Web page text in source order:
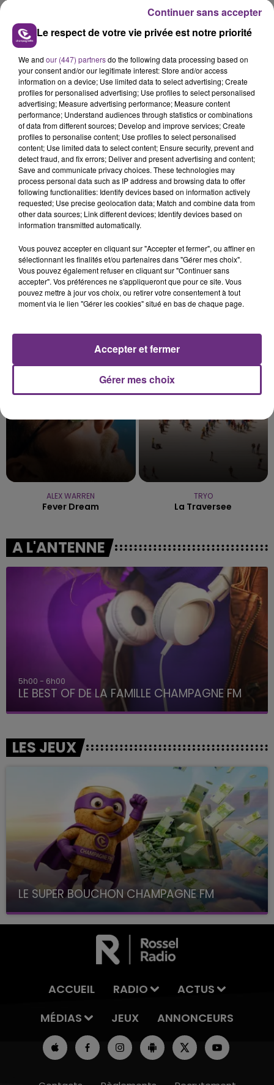
UN FEU DE REMORQUE BLOQUE LA
CIRCULATION DANS LES ARDENNES
Un feu de remorque s'est déclaré ce mercredi en
fin de matinée sur l'A34.
TITRES DIFFUSÉS
15h42
15h42 15h38
15h38
ALEX WARREN
Fever Dream
TRYO
La Traversee
A L'ANTENNE
6h00 - 10h00
La Famille
LES JEUX
LE SUPER BOUCHON CHAMPAGNE FM
avec La Famille Champagne FM, à 8H10
ACCUEIL RADIO
ACTUS
MÉDIAS
JEUX ANNONCEURS
Le respect de votre vie privée est notre priorité
We and our (447) partnersdo the following data processing based on
your consent and/or our legitimate interest: Store and/or access
information on a device; Use limited data to select advertising; Create
profiles for personalised advertising; Use profiles to select personalised
advertising; Measure advertising performance; Measure content
performance; Understand audiences through statistics or combinations
of data from different sources; Develop and improve services; Create
profiles to personalise content; Use profiles to select personalised
content; Use limited data to select content; Ensure security, prevent and
detect fraud, and fix errors; Deliver and present advertising and content;
Save and communicate privacy choices. These technologies may
process personal data such as IP address and browsing data to offer
following functionalities: Identify devices based on information actively
requested; Use precise geolocation data; Match and combine data from
other data sources; Link different devices; Identify devices based on
information transmitted automatically.
Vous pouvez accepter en cliquant sur "Accepter et fermer", ou affiner en
sélectionnant les finalités et/ou partenaires dans "Gérer mes choix".
Vous pouvez également refuser en cliquant sur "Continuer sans
accepter". Vos préférences ne s'appliqueront que pour ce site. Vous
pouvez mettre à jour vos choix, ou retirer votre consentement à tout
moment via le lien "Gérer les cookies" situé en bas de chaque page.
Gérer mes choix
Accepter et fermer
Continuer sans accepter